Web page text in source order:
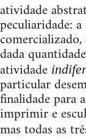
atividade
peculiaridade:
dada
atividade
particular
finalidade para
imprimir e
mas todas as